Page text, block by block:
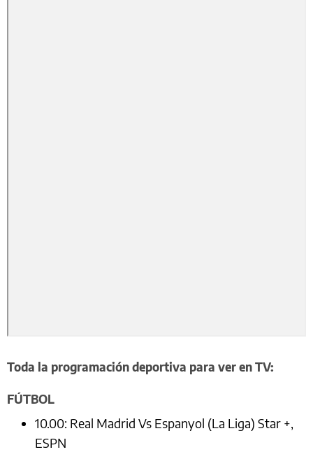
Toda la programación deportiva para ver en TV:
FÚTBOL
10.00: Real Madrid Vs Espanyol (La Liga) Star +,
ESPN